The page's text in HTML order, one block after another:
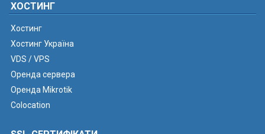
ХОСТИНГ
Хостинг
Хостинг Україна
VDS / VPS
Оренда сервера
Оренда Mikrotik
Colocation